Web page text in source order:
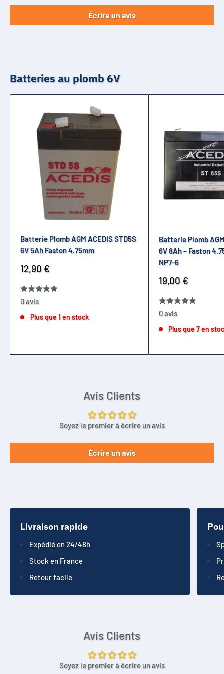
Écrire un avis
Batteries au plomb 6V
Batterie Plomb AGM ACEDIS STD5S
6V 5Ah Faston 4.75mm
Prix
réduit
12,90 €
0 avis
Plus que 1 en stock
Batterie Plomb
6V 8Ah – Faston
NP7-6
Prix
réduit
19,00 €
0 avis
Plus que 7 en
Avis Clients
Soyez le premier à écrire un avis
Écrire un avis
Livraison rapide
Expédié en 24/48h
Stock en France
Retour facile
Avis Clients
Soyez le premier à écrire un avis